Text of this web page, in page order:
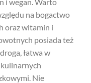
na bogactwo
oraz witamin i
posiada też
łatwa w
Nie